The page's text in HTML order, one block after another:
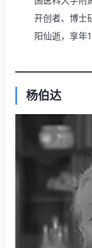
开创者、博士
阳仙逝，享年
杨伯达